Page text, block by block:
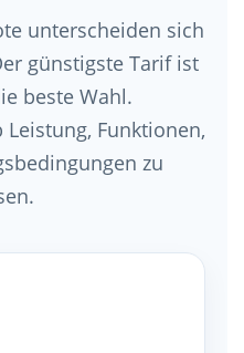
unterscheiden sich
günstigste Tarif ist
beste Wahl.
Funktionen,
zu